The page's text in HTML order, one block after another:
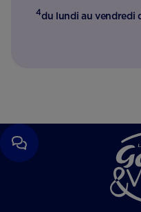
4du lundi au vendredi